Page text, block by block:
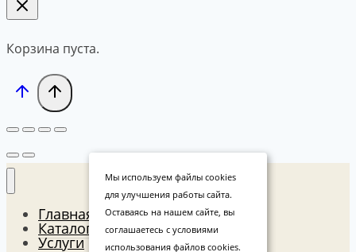
Корзина пуста.
Главная
Каталог
Услуги
Мы используем файлы cookies
для улучшения работы сайта.
Оставаясь на нашем сайте, вы
соглашаетесь с условиями
использования файлов cookies.